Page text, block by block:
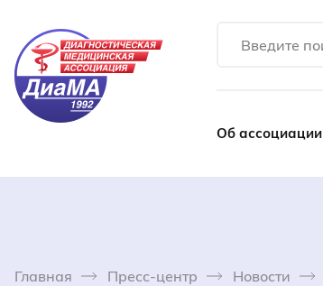
Об ассоциации
Главная Пресс-центр Новости